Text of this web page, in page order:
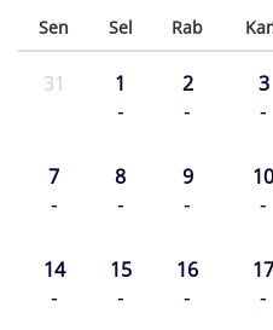
Sen Sel Rab
31 1
-
2
-
3
-
7
-
8
-
9
-
10
-
14
-
15
-
16
-
17
-